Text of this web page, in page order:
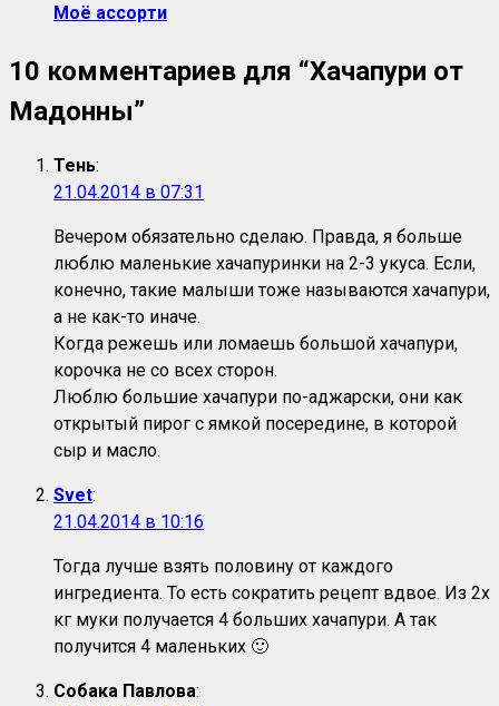
Моё ассорти
10 комментариев для “Хачапури от
Мадонны”
Тень:
21.04.2014 в 07:31
Вечером обязательно сделаю. Правда, я больше
люблю маленькие хачапуринки на 2-3 укуса. Если,
конечно, такие малыши тоже называются хачапури,
а не как-то иначе.
Когда режешь или ломаешь большой хачапури,
корочка не со всех сторон.
Люблю большие хачапури по-аджарски, они как
открытый пирог с ямкой посередине, в которой
сыр и масло.
Svet:
21.04.2014 в 10:16
Тогда лучше взять половину от каждого
ингредиента. То есть сократить рецепт вдвое. Из 2х
кг муки получается 4 больших хачапури. А так
получится 4 маленьких 🙂
Собака Павлова: